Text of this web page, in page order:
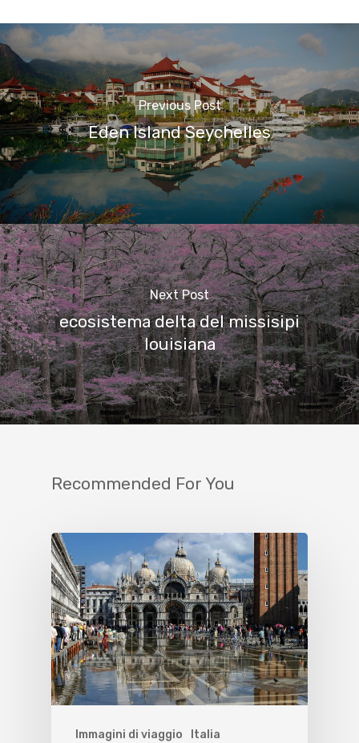
Previous Post
Eden Island Seychelles
Next Post
ecosistema delta del missisipi
louisiana
Recommended For You
Immagini di viaggio Italia